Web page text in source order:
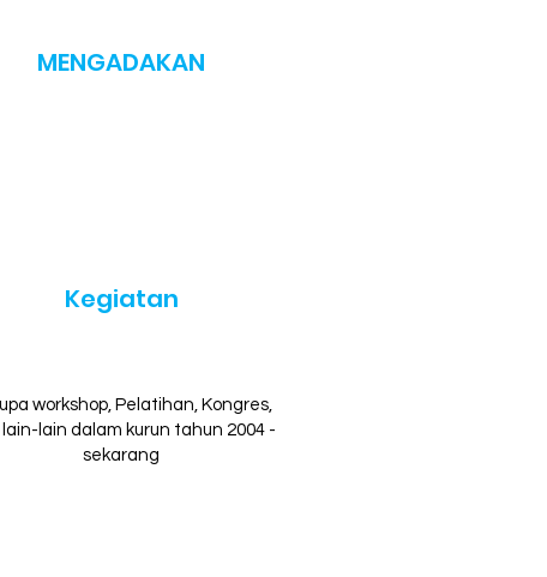
workshop, Pelatihan, Kongres,
lain dalam kurun tahun 2004 -
sekarang
Kegiatan
MENGADAKAN